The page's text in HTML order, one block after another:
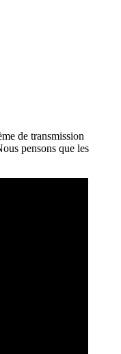
de transmission
pensons que les